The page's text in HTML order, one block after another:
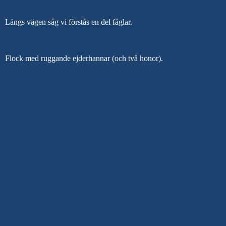
Längs vägen såg vi förstås en del fåglar.
Flock med ruggande ejderhannar (och två honor).